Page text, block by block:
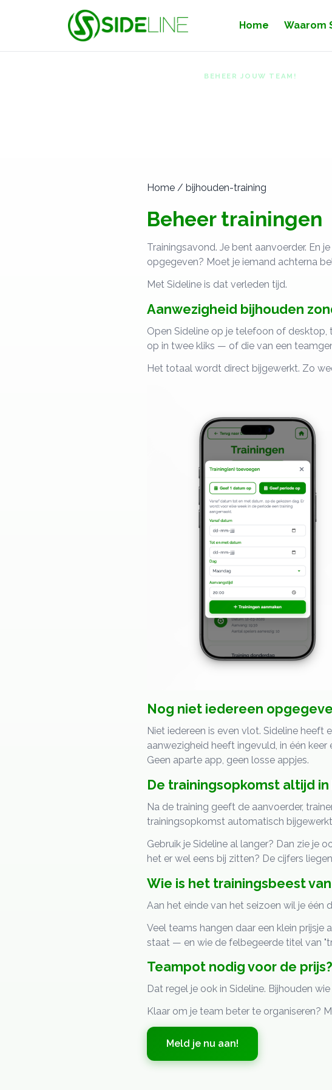
Home Waarom
BEHEER JOUW TEAM!
Home / bijhouden-training
Beheer trainingen
Trainingsavond. Je bent aanvoerder. En
opgegeven? Moet je iemand achterna
Met Sideline is dat verleden tijd.
Aanwezigheid bijhouden
Open Sideline op je telefoon of desktop,
op in twee kliks — of die van een
Het totaal wordt direct bijgewerkt. Zo
Nog niet iedereen
Niet iedereen is even vlot. Sideline
aanwezigheid heeft ingevuld, in één
Geen aparte app, geen losse appjes.
De trainingsopkomst altijd
Na de training geeft de aanvoerder,
trainingsopkomst automatisch
Gebruik je Sideline al langer? Dan zie je
het er wel eens bij zitten? De cijfers
Wie is het trainingsbeest
Aan het einde van het seizoen wil je
Veel teams hangen daar een klein prijsje
staat — en wie de felbegeerde titel van
Teampot nodig voor de prijs?
Dat regel je ook in Sideline. Bijhouden
Klaar om je team beter te organiseren?
Meld je nu aan!